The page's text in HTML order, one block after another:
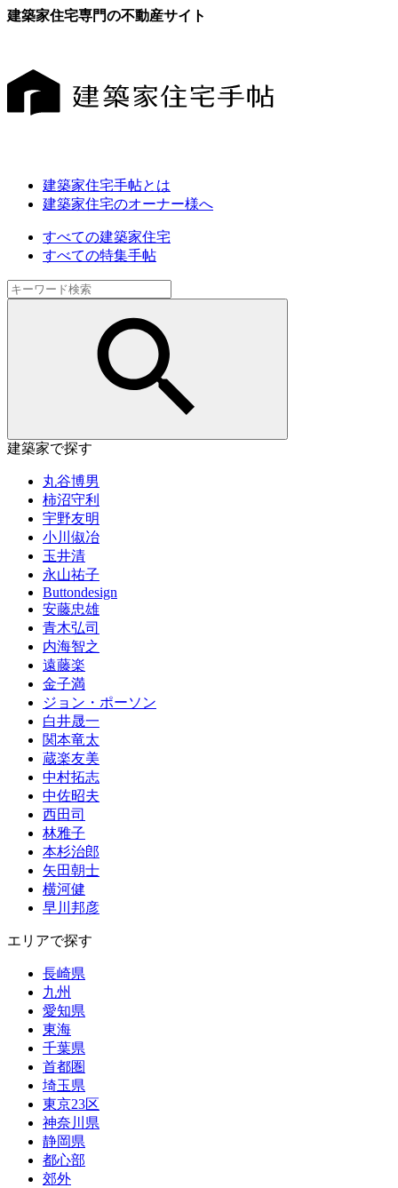
建築家住宅専門の不動産サイト
建築家住宅手帖とは
建築家住宅のオーナー様へ
すべての建築家住宅
すべての特集手帖
建築家で探す
丸谷博男
柿沼守利
宇野友明
小川俶冶
玉井清
永山祐子
Buttondesign
安藤忠雄
青木弘司
内海智之
遠藤楽
金子満
ジョン・ポーソン
白井晟一
関本竜太
蔵楽友美
中村拓志
中佐昭夫
西田司
林雅子
本杉治郎
矢田朝士
横河健
早川邦彦
エリアで探す
長崎県
九州
愛知県
東海
千葉県
首都圏
埼玉県
東京23区
神奈川県
静岡県
都心部
郊外